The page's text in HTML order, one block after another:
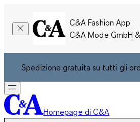
C&A Fashion App
C&A Mode GmbH
Spedizione gratuita su tutti gli
Homepage di C&A